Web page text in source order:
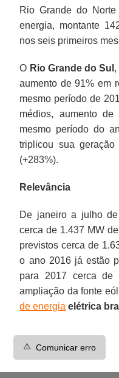
Rio Grande do
energia, montante
nos seis primeiros
O Rio Grande do Sul ,
aumento de 91% em
mesmo período de
médios, aumento
mesmo período do
triplicou sua
(+283%).
Relevância
De janeiro a julho
cerca de 1.437 MW de
previstos cerca de
o ano 2016 já estão
para 2017 cerca de
ampliação da fonte
de energia elétrica
⚠️ Comunicar erro